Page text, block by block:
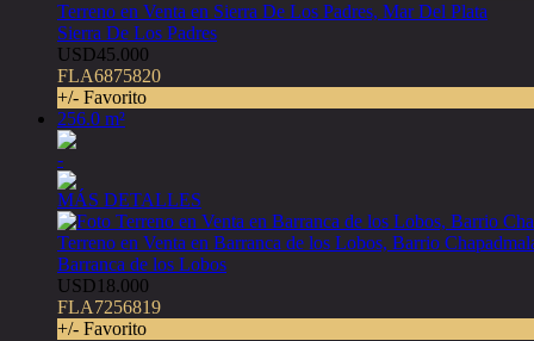
Terreno en Venta en Sierra De Los Padres, Mar Del Plata
Sierra De Los Padres
USD45.000
FLA6875820
+/- Favorito
256.0 m²
-
MÁS DETALLES
Terreno en Venta en Barranca de los Lobos, Barrio
Barranca de los Lobos
USD18.000
FLA7256819
+/- Favorito